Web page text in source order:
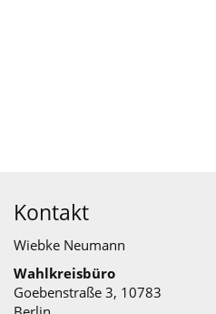
Kontakt
Wiebke Neumann
Wahlkreisbüro
Goebenstraße 3, 10783